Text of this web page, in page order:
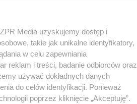
Media uzyskujemy dostęp i
takie jak unikalne identyfikatory,
w celu zapewniania
reklam i treści, badanie odbiorców oraz
używać dokładnych danych
do celów identyfikacji. Ponieważ
poprzez kliknięcie „Akceptuję”.